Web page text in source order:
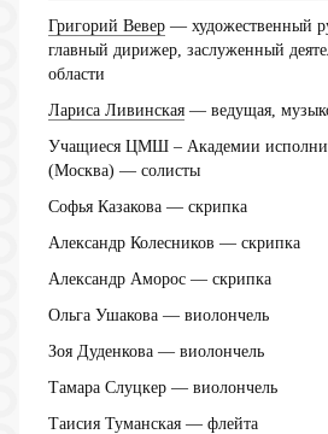
Григорий Вевер — художественный
главный дирижер, заслуженный
области
Лариса Ливинская — ведущая,
Учащиеся ЦМШ – Академии
(Москва) — солисты
Софья Казакова — скрипка
Александр Колесников — скрипка
Александр Аморос — скрипка
Ольга Ушакова — виолончель
Зоя Дуденкова — виолончель
Тамара Слуцкер — виолончель
Таисия Туманская — флейта